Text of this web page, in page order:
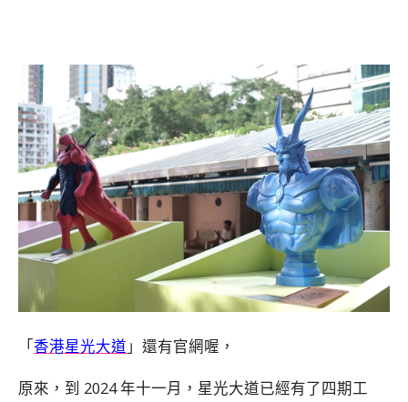
「香港星光大道 」還有官網喔，
原來，到 2024 年十一月，星光大道已經有了四期工